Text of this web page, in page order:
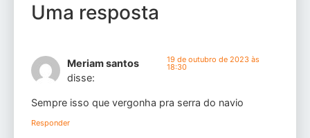
Uma resposta
Meriam santos
disse:
19 de outubro de 2023 às
18:30
Sempre isso que vergonha pra serra do navio
Responder